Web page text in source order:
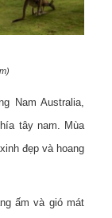
Nam Australia,
tây nam. Mùa
đẹp và hoang
ấm và gió mát